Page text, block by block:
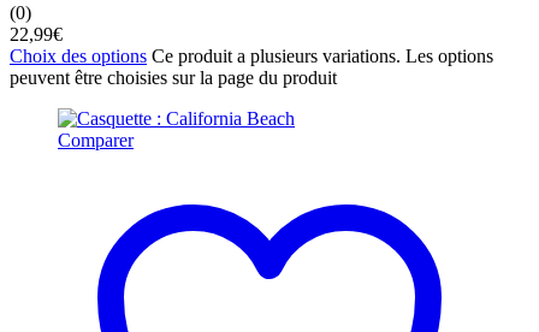
(0)
22,99€
Choix des options Ce produit a plusieurs variations. Les options
peuvent être choisies sur la page du produit
Comparer